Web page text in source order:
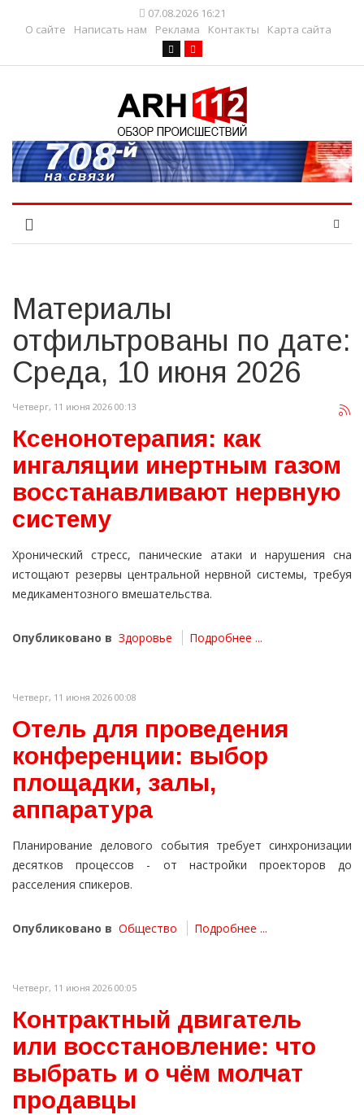
07.08.2026 16:21
О сайте
Написать нам Реклама Контакты Карта сайта
Материалы
отфильтрованы по дате:
Среда, 10 июня 2026
Четверг, 11 июня 2026 00:13
Ксенонотерапия: как
ингаляции инертным газом
восстанавливают нервную
систему
Хронический стресс, панические атаки и нарушения сна
истощают резервы центральной нервной системы, требуя
медикаментозного вмешательства.
Опубликовано в Здоровье Подробнее ...
Четверг, 11 июня 2026 00:08
Отель для проведения
конференции: выбор
площадки, залы,
аппаратура
Планирование делового события требует синхронизации
десятков процессов - от настройки проекторов до
расселения спикеров.
Опубликовано в Общество Подробнее ...
Четверг, 11 июня 2026 00:05
Контрактный двигатель
или восстановление: что
выбрать и о чём молчат
продавцы